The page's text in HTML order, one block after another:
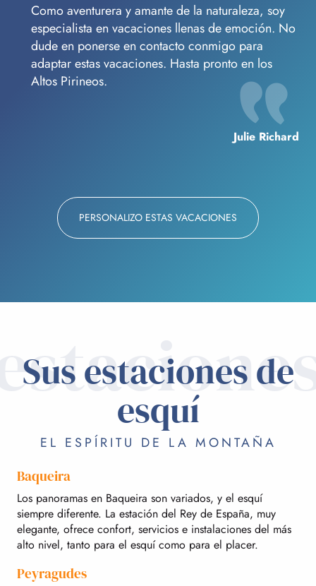
Como aventurera y amante de la naturaleza, soy
especialista en vacaciones llenas de emoción. No
dude en ponerse en contacto conmigo para
adaptar estas vacaciones. Hasta pronto en los
Altos Pirineos.
Julie Richard
PERSONALIZO ESTAS VACACIONES
Sus estaciones de
esquí
EL ESPÍRITU DE LA MONTAÑA
Baqueira
Los panoramas en Baqueira son variados, y el esquí
siempre diferente. La estación del Rey de España, muy
elegante, ofrece confort, servicios e instalaciones del más
alto nivel, tanto para el esquí como para el placer.
Peyragudes